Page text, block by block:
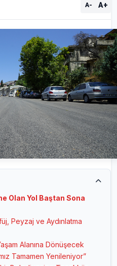
A- A+
Olan Yol Baştan Sona
Peyzaj ve Aydınlatma
Alanına Dönüşecek
Tamamen Yenileniyor”